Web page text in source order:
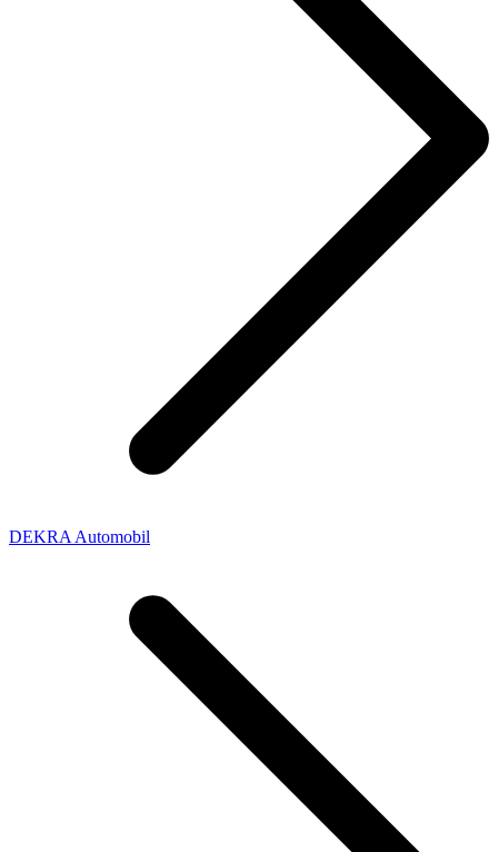
DEKRA Automobil